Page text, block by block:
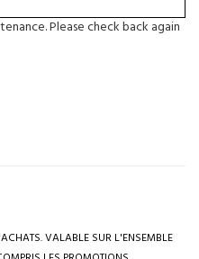
Please check back again
VALABLE SUR L'ENSEMBLE